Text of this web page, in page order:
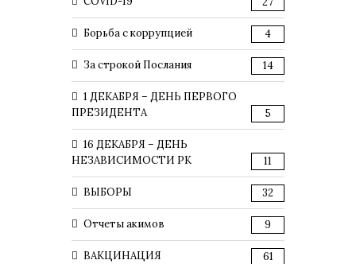
Борьба с коррупцией 4
За строкой Послания 14
1 ДЕКАБРЯ – ДЕНЬ ПЕРВОГО
ПРЕЗИДЕНТА
5
16 ДЕКАБРЯ – ДЕНЬ
НЕЗАВИСИМОСТИ РК
11
ВЫБОРЫ 32
Отчеты акимов 9
ВАКЦИНАЦИЯ 61